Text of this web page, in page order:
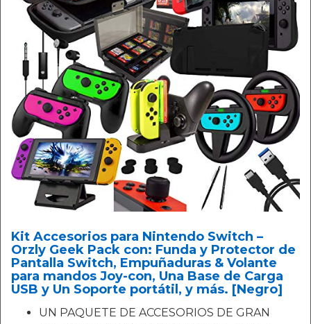
Kit Accesorios para Nintendo Switch –
Orzly Geek Pack con: Funda y Protector de
Pantalla Switch, Empuñaduras & Volante
para mandos Joy-con, Una Base de Carga
USB y Un Soporte portátil, y más. [Negro]
UN PAQUETE DE ACCESORIOS DE GRAN